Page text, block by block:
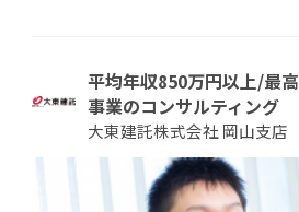
平均年収850万円以上/最
事業のコンサルティング
大東建託株式会社 岡山支店